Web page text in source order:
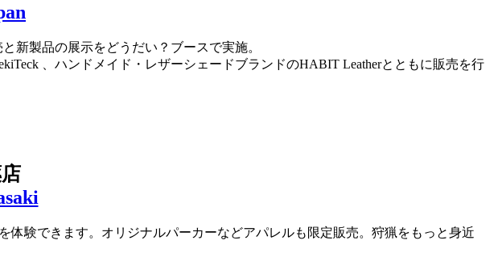
新製品の展示をどうだい？ブースで実施。
、ハンドメイド・レザーシェードブランドのHABIT Leatherとともに販売を行
験できます。オリジナルパーカーなどアパレルも限定販売。狩猟をもっと身近